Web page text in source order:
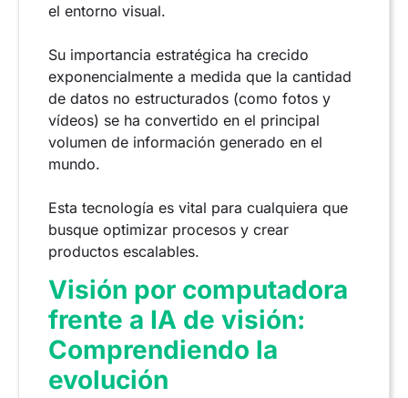
el entorno visual.
Su importancia estratégica ha crecido
exponencialmente a medida que la cantidad
de datos no estructurados (como fotos y
vídeos) se ha convertido en el principal
volumen de información generado en el
mundo.
Esta tecnología es vital para cualquiera que
busque optimizar procesos y crear
productos escalables.
Visión por computadora
frente a IA de visión:
Comprendiendo la
evolución